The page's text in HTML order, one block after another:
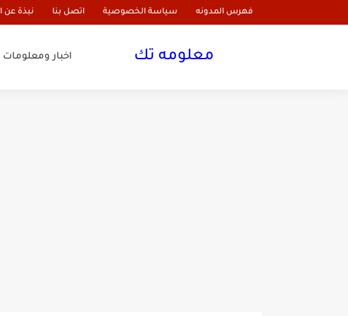
فهرس المدونه سياسة الخصوصية اتصل بنا نبذة عن
معلومه تك اخبار ومعلومات